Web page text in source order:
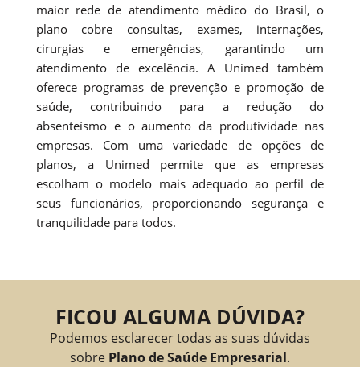
maior rede de atendimento médico do Brasil, o
plano cobre consultas, exames, internações,
cirurgias e emergências, garantindo um
atendimento de excelência. A Unimed também
oferece programas de prevenção e promoção de
saúde, contribuindo para a redução do
absenteísmo e o aumento da produtividade nas
empresas. Com uma variedade de opções de
planos, a Unimed permite que as empresas
escolham o modelo mais adequado ao perfil de
seus funcionários, proporcionando segurança e
tranquilidade para todos.
FICOU ALGUMA DÚVIDA?
Podemos esclarecer todas as suas dúvidas
sobre Plano de Saúde Empresarial.